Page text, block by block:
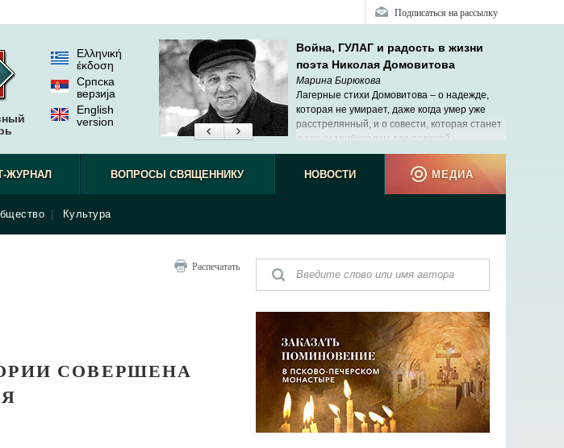
Подписаться на рассылку
Ελληνική
έκδοση
Српска
верзиjа
English
version
Война, ГУЛАГ и радость в жизни
поэта Николая Домовитова
Марина Бирюкова
Лагерные стихи Домовитова – о надежде,
которая не умирает, даже когда умер уже
расстрелянный, и о совести, которая станет
личным трибуналом для палачей.
ЖУРНАЛ ВОПРОСЫ СВЯЩЕННИКУ НОВОСТИ
Культура
МЕДИА
Распечатать
СОВЕРШЕНА